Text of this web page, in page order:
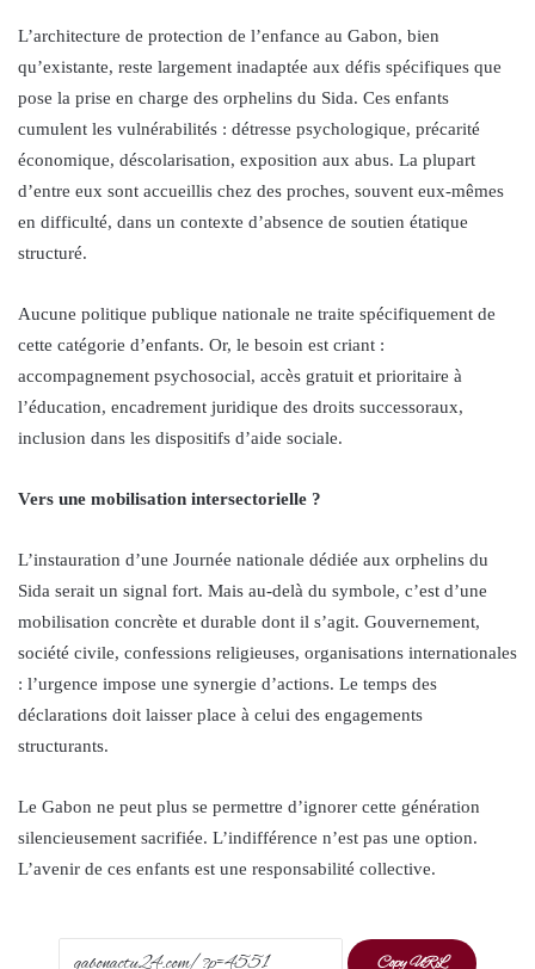
L’architecture de protection de l’enfance au Gabon, bien
qu’existante, reste largement inadaptée aux défis spécifiques que
pose la prise en charge des orphelins du Sida. Ces enfants
cumulent les vulnérabilités : détresse psychologique, précarité
économique, déscolarisation, exposition aux abus. La plupart
d’entre eux sont accueillis chez des proches, souvent eux-mêmes
en difficulté, dans un contexte d’absence de soutien étatique
structuré.
Aucune politique publique nationale ne traite spécifiquement de
cette catégorie d’enfants. Or, le besoin est criant :
accompagnement psychosocial, accès gratuit et prioritaire à
l’éducation, encadrement juridique des droits successoraux,
inclusion dans les dispositifs d’aide sociale.
Vers une mobilisation intersectorielle ?
L’instauration d’une Journée nationale dédiée aux orphelins du
Sida serait un signal fort. Mais au-delà du symbole, c’est d’une
mobilisation concrète et durable dont il s’agit. Gouvernement,
société civile, confessions religieuses, organisations internationales
: l’urgence impose une synergie d’actions. Le temps des
déclarations doit laisser place à celui des engagements
structurants.
Le Gabon ne peut plus se permettre d’ignorer cette génération
silencieusement sacrifiée. L’indifférence n’est pas une option.
L’avenir de ces enfants est une responsabilité collective.
Copy URL